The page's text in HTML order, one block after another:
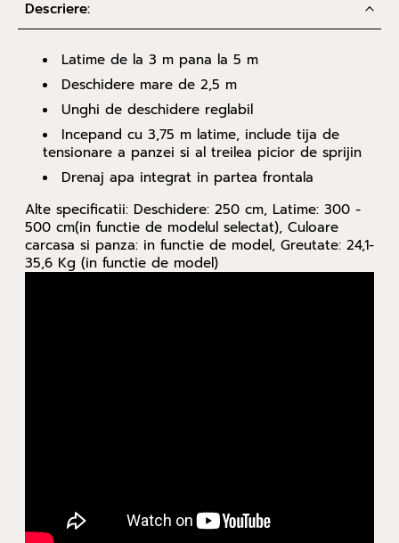
Descriere:
Latime de la 3 m pana la 5 m
Deschidere mare de 2,5 m
Unghi de deschidere reglabil
Incepand cu 3,75 m latime, include tija de
tensionare a panzei si al treilea picior de sprijin
Drenaj apa integrat in partea frontala
Alte specificatii: Deschidere: 250 cm, Latime: 300 -
500 cm(in functie de modelul selectat), Culoare
carcasa si panza: in functie de model, Greutate: 24,1-
35,6 Kg (in functie de model)